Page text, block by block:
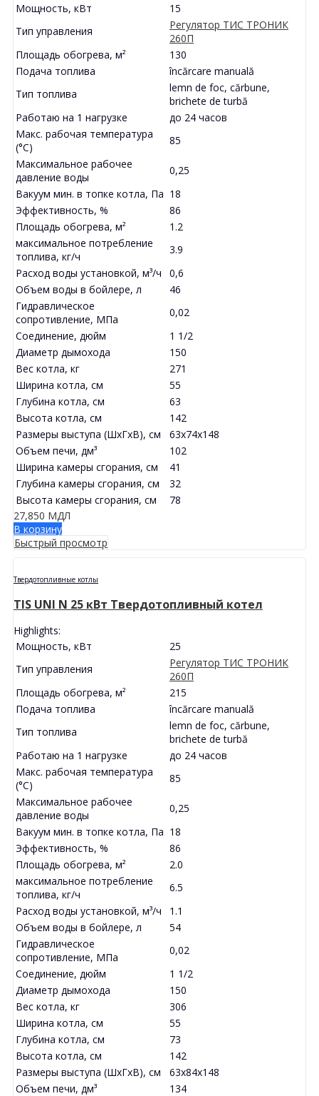
Мощность, кВт
15
Тип управления
Регулятор ТИС ТРОНИК
260П
Площадь обогрева, м²
130
Подача топлива
încărcare manuală
Тип топлива
lemn de foc, cărbune,
brichete de turbă
Работаю на 1 нагрузке
до 24 часов
Макс. рабочая температура
(°С)
85
Максимальное рабочее
давление воды
0,25
Вакуум мин. в топке котла, Па 18
Эффективность, %
86
Площадь обогрева, м²
1.2
максимальное потребление
топлива, кг/ч
3.9
Расход воды установкой, м³/ч
0,6
Объем воды в бойлере, л
46
Гидравлическое
сопротивление, МПа
0,02
Соединение, дюйм
1 1/2
Диаметр дымохода
150
Вес котла, кг
271
Ширина котла, см
55
Глубина котла, см
63
Высота котла, см
142
Размеры выступа (ШхГхВ), см
63x74x148
Объем печи, дм³
102
Ширина камеры сгорания, см
41
Глубина камеры сгорания, см
32
Высота камеры сгорания, см
78
27,850 МДЛ
В корзину
Быстрый просмотр
Твердотопливные котлы
TIS UNI N 25 кВт Твердотопливный котел
Highlights:
Мощность, кВт
25
Тип управления
Регулятор ТИС ТРОНИК
260П
Площадь обогрева, м²
215
Подача топлива
încărcare manuală
Тип топлива
lemn de foc, cărbune,
brichete de turbă
Работаю на 1 нагрузке
до 24 часов
Макс. рабочая температура
(°С)
85
Максимальное рабочее
давление воды
0,25
Вакуум мин. в топке котла, Па 18
Эффективность, %
86
Площадь обогрева, м²
2.0
максимальное потребление
топлива, кг/ч
6.5
Расход воды установкой, м³/ч
1.1
Объем воды в бойлере, л
54
Гидравлическое
сопротивление, МПа
0,02
Соединение, дюйм
1 1/2
Диаметр дымохода
150
Вес котла, кг
306
Ширина котла, см
55
Глубина котла, см
73
Высота котла, см
142
Размеры выступа (ШхГхВ), см
63x84x148
Объем печи, дм³
134